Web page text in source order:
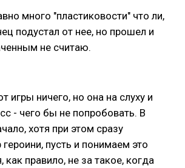
много "пластиковости" что ли,
подустал от нее, но прошел и
не считаю.
игры ничего, но она на слуху и
- чего бы не попробовать. В
хотя при этом сразу
пусть и понимаем это
как правило, не за такое, когда